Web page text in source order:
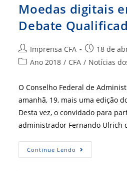
Moedas digitais
Debate
Autor
do
Imprensa CFA
Post
publicado:
18 de
Categoria
post:
Ano 2018 / CFA / Notícias
O Conselho Federal de
amanhã, 19, mais uma edição
Desta vez, o convidado para
administrador Fernando Ulrich
Continue Lendo Moedas
Digitais